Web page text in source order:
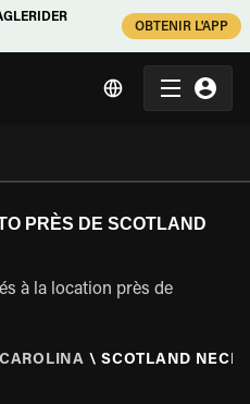
OBTENIR L'APP
PRÈS DE SCOTLAND
à la location près de
\ SCOTLAND NECK,